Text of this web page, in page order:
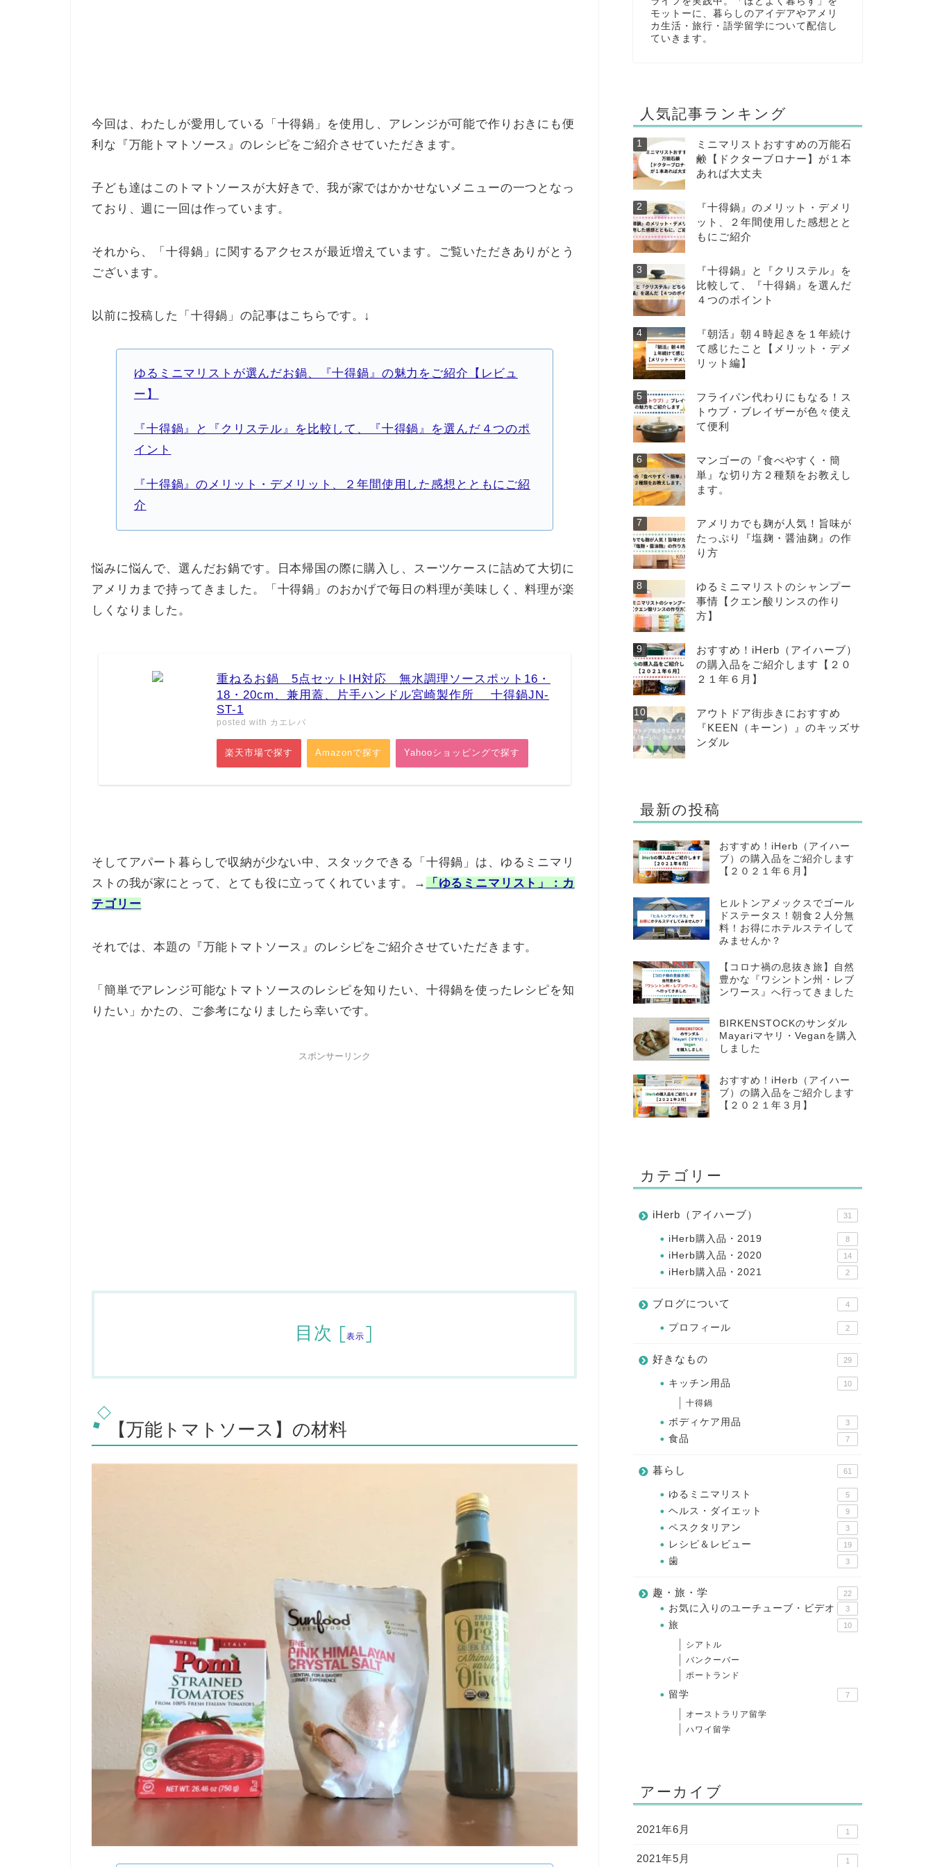
今回は、わたしが愛用している「十得鍋」を使用し、アレンジが可能で作りおきにも便
利な『万能トマトソース』のレシピをご紹介させていただきます。
子ども達はこのトマトソースが大好きで、我が家ではかかせないメニューの一つとなっ
ており、週に一回は作っています。
それから、「十得鍋」に関するアクセスが最近増えています。ご覧いただきありがとう
ございます。
以前に投稿した「十得鍋」の記事はこちらです。↓
ゆるミニマリストが選んだお鍋、『十得鍋』の魅力をご紹介【レビュ
ー】
『十得鍋』と『クリステル』を比較して、『十得鍋』を選んだ４つのポ
イント
『十得鍋』のメリット・デメリット、２年間使用した感想とともにご紹
介
悩みに悩んで、選んだお鍋です。日本帰国の際に購入し、スーツケースに詰めて大切に
アメリカまで持ってきました。「十得鍋」のおかげで毎日の料理が美味しく、料理が楽
しくなりました。
重ねるお鍋 5点セットIH対応 無水調理ソースポット16・
18・20cm、兼用蓋、片手ハンドル宮崎製作所 十得鍋JN-
ST-1
posted with カエレバ
楽天市場で探す Amazonで探す Yahooショッピングで探す
そしてアパート暮らしで収納が少ない中、スタックできる「十得鍋」は、ゆるミニマリ
ストの我が家にとって、とても役に立ってくれています。→
「ゆるミニマリスト」：カ
テゴリー
それでは、本題の『万能トマトソース』のレシピをご紹介させていただきます。
「簡単でアレンジ可能なトマトソースのレシピを知りたい、十得鍋を使ったレシピを知
りたい」かたの、ご参考になりましたら幸いです。
スポンサーリンク
目次 [表示 ]
【万能トマトソース】の材料
モットーに、暮らしのアイデアやアメリ
カ生活・旅行・語学留学について配信し
ていきます。
人気記事ランキング
ミニマリストおすすめの万能石
鹸【ドクターブロナー】が１本
あれば大丈夫
『十得鍋』のメリット・デメリ
ット、２年間使用した感想とと
もにご紹介
『十得鍋』と『クリステル』を
比較して、『十得鍋』を選んだ
４つのポイント
『朝活』朝４時起きを１年続け
て感じたこと【メリット・デメ
リット編】
フライパン代わりにもなる！ス
トウブ・ブレイザーが色々使え
て便利
マンゴーの『食べやすく・簡
単』な切り方２種類をお教えし
ます。
アメリカでも麹が人気！旨味が
たっぷり『塩麹・醤油麹』の作
り方
ゆるミニマリストのシャンプー
事情【クエン酸リンスの作り
方】
おすすめ！iHerb（アイハーブ）
の購入品をご紹介します【２０
２１年６月】
アウトドア街歩きにおすすめ
『KEEN（キーン）』のキッズサ
ンダル
最新の投稿
おすすめ！iHerb（アイハー
ブ）の購入品をご紹介します
【２０２１年６月】
ヒルトンアメックスでゴール
ドステータス！朝食２人分無
料！お得にホテルステイして
みませんか？
【コロナ禍の息抜き旅】自然
豊かな『ワシントン州・レブ
ンワース』へ行ってきました
BIRKENSTOCKのサンダル
Mayariマヤリ・Veganを購入
しました
おすすめ！iHerb（アイハー
ブ）の購入品をご紹介します
【２０２１年３月】
カテゴリー
iHerb（アイハーブ） 31
iHerb購入品・2019 8
iHerb購入品・2020 14
iHerb購入品・2021 2
ブログについて 4
プロフィール 2
好きなもの 29
キッチン用品 10
十得鍋
ボディケア用品 3
食品 7
暮らし 61
ゆるミニマリスト 5
ヘルス・ダイエット 9
ペスクタリアン 3
レシピ＆レビュー 19
歯 3
趣・旅・学 22
お気に入りのユーチューブ・ビデオ 3
旅 10
シアトル
バンクーバー
ポートランド
留学 7
オーストラリア留学
ハワイ留学
アーカイブ
2021年6月 1
2021年5月 1